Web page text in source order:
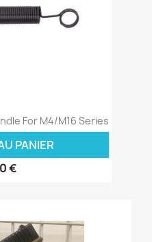
For M4/M16 Series
PANIER
€